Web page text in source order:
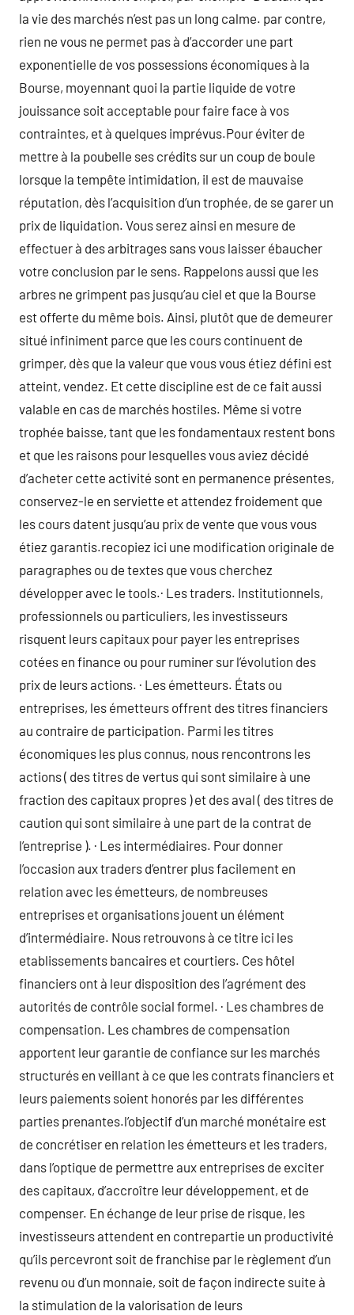
la vie des marchés n’est pas un long calme. par contre,
rien ne vous ne permet pas à d’accorder une part
exponentielle de vos possessions économiques à la
Bourse, moyennant quoi la partie liquide de votre
jouissance soit acceptable pour faire face à vos
contraintes, et à quelques imprévus.Pour éviter de
mettre à la poubelle ses crédits sur un coup de boule
lorsque la tempête intimidation, il est de mauvaise
réputation, dès l’acquisition d’un trophée, de se garer un
prix de liquidation. Vous serez ainsi en mesure de
effectuer à des arbitrages sans vous laisser ébaucher
votre conclusion par le sens. Rappelons aussi que les
arbres ne grimpent pas jusqu’au ciel et que la Bourse
est offerte du même bois. Ainsi, plutôt que de demeurer
situé infiniment parce que les cours continuent de
grimper, dès que la valeur que vous vous étiez défini est
atteint, vendez. Et cette discipline est de ce fait aussi
valable en cas de marchés hostiles. Même si votre
trophée baisse, tant que les fondamentaux restent bons
et que les raisons pour lesquelles vous aviez décidé
d’acheter cette activité sont en permanence présentes,
conservez-le en serviette et attendez froidement que
les cours datent jusqu’au prix de vente que vous vous
étiez garantis.recopiez ici une modification originale de
paragraphes ou de textes que vous cherchez
développer avec le tools.· Les traders. Institutionnels,
professionnels ou particuliers, les investisseurs
risquent leurs capitaux pour payer les entreprises
cotées en finance ou pour ruminer sur l’évolution des
prix de leurs actions. · Les émetteurs. États ou
entreprises, les émetteurs offrent des titres financiers
au contraire de participation. Parmi les titres
économiques les plus connus, nous rencontrons les
actions ( des titres de vertus qui sont similaire à une
fraction des capitaux propres ) et des aval ( des titres de
caution qui sont similaire à une part de la contrat de
l’entreprise ). · Les intermédiaires. Pour donner
l’occasion aux traders d’entrer plus facilement en
relation avec les émetteurs, de nombreuses
entreprises et organisations jouent un élément
d’intermédiaire. Nous retrouvons à ce titre ici les
etablissements bancaires et courtiers. Ces hôtel
financiers ont à leur disposition des l’agrément des
autorités de contrôle social formel. · Les chambres de
compensation. Les chambres de compensation
apportent leur garantie de confiance sur les marchés
structurés en veillant à ce que les contrats financiers et
leurs paiements soient honorés par les différentes
parties prenantes.l’objectif d’un marché monétaire est
de concrétiser en relation les émetteurs et les traders,
dans l’optique de permettre aux entreprises de exciter
des capitaux, d’accroître leur développement, et de
compenser. En échange de leur prise de risque, les
investisseurs attendent en contrepartie un productivité
qu’ils percevront soit de franchise par le règlement d’un
revenu ou d’un monnaie, soit de façon indirecte suite à
la stimulation de la valorisation de leurs